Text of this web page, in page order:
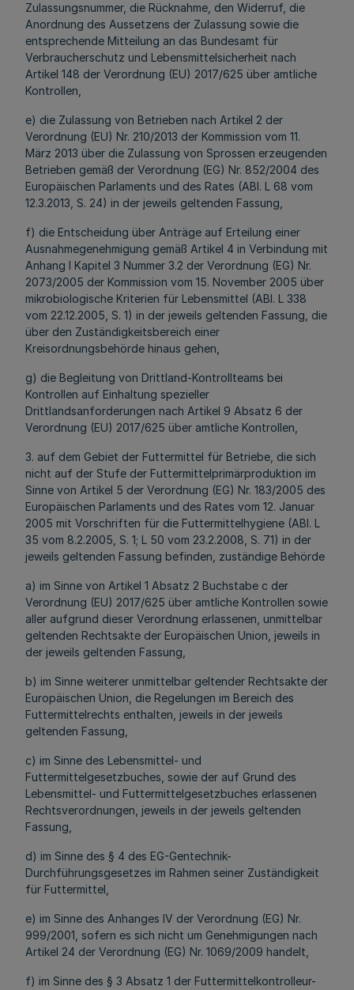
Zulassungsnummer, die Rücknahme, den Widerruf, die
Anordnung des Aussetzens der Zulassung sowie die
entsprechende Mitteilung an das Bundesamt für
Verbraucherschutz und Lebensmittelsicherheit nach
Artikel 148 der Verordnung (EU) 2017/625 über amtliche
Kontrollen,
e) die Zulassung von Betrieben nach Artikel 2 der
Verordnung (EU) Nr. 210/2013 der Kommission vom 11.
März 2013 über die Zulassung von Sprossen erzeugenden
Betrieben gemäß der Verordnung (EG) Nr. 852/2004 des
Europäischen Parlaments und des Rates (ABl. L 68 vom
12.3.2013, S. 24) in der jeweils geltenden Fassung,
f) die Entscheidung über Anträge auf Erteilung einer
Ausnahmegenehmigung gemäß Artikel 4 in Verbindung mit
Anhang I Kapitel 3 Nummer 3.2 der Verordnung (EG) Nr.
2073/2005 der Kommission vom 15. November 2005 über
mikrobiologische Kriterien für Lebensmittel (ABl. L 338
vom 22.12.2005, S. 1) in der jeweils geltenden Fassung, die
über den Zuständigkeitsbereich einer
Kreisordnungsbehörde hinaus gehen,
g) die Begleitung von Drittland-Kontrollteams bei
Kontrollen auf Einhaltung spezieller
Drittlandsanforderungen nach Artikel 9 Absatz 6 der
Verordnung (EU) 2017/625 über amtliche Kontrollen,
3. auf dem Gebiet der Futtermittel für Betriebe, die sich
nicht auf der Stufe der Futtermittelprimärproduktion im
Sinne von Artikel 5 der Verordnung (EG) Nr. 183/2005 des
Europäischen Parlaments und des Rates vom 12. Januar
2005 mit Vorschriften für die Futtermittelhygiene (ABl. L
35 vom 8.2.2005, S. 1; L 50 vom 23.2.2008, S. 71) in der
jeweils geltenden Fassung befinden, zuständige Behörde
a) im Sinne von Artikel 1 Absatz 2 Buchstabe c der
Verordnung (EU) 2017/625 über amtliche Kontrollen sowie
aller aufgrund dieser Verordnung erlassenen, unmittelbar
geltenden Rechtsakte der Europäischen Union, jeweils in
der jeweils geltenden Fassung,
b) im Sinne weiterer unmittelbar geltender Rechtsakte der
Europäischen Union, die Regelungen im Bereich des
Futtermittelrechts enthalten, jeweils in der jeweils
geltenden Fassung,
c) im Sinne des Lebensmittel- und
Futtermittelgesetzbuches, sowie der auf Grund des
Lebensmittel- und Futtermittelgesetzbuches erlassenen
Rechtsverordnungen, jeweils in der jeweils geltenden
Fassung,
d) im Sinne des § 4 des EG-Gentechnik-
Durchführungsgesetzes im Rahmen seiner Zuständigkeit
für Futtermittel,
e) im Sinne des Anhanges IV der Verordnung (EG) Nr.
999/2001, sofern es sich nicht um Genehmigungen nach
Artikel 24 der Verordnung (EG) Nr. 1069/2009 handelt,
f) im Sinne des § 3 Absatz 1 der Futtermittelkontrolleur-